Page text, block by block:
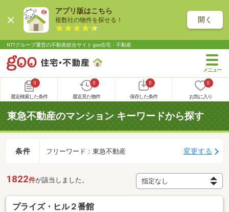
アプリ版はこちら
複数社の物件を探せる！ 開く
NTTグループ運営の不動産総合サイト goo住宅・不動産
0
最近検索した条件
0
最近見た物件
0
保存した条件
0
お気に入り
東急不動産のマンション キーワードから探す
条件 フリーワード：東急不動産 変更する
1822件が該当しました。
プライズ・ヒル２番館